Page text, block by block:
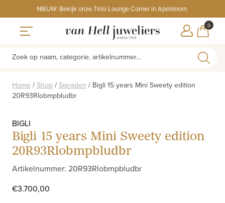
to
content
NIEUW: Bekijk onze Tirisi Lounge Corner in Apeldoorn.
0
Zoek op naam, categorie, artikelnummer...
Home / Shop / Sieraden / Bigli 15 years Mini Sweety edition
20R93Rlobmpbludbr
BIGLI
Bigli 15 years Mini Sweety edition
20R93Rlobmpbludbr
Artikelnummer: 20R93Rlobmpbludbr
€3.700,00